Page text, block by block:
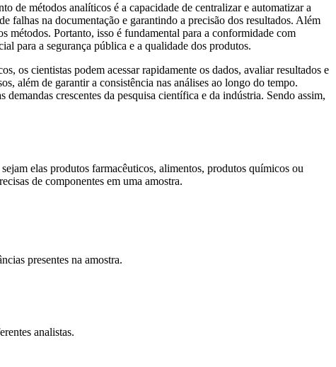
de métodos analíticos é a capacidade de centralizar e automatizar a
falhas na documentação e garantindo a precisão dos resultados. Além
métodos. Portanto, isso é fundamental para a conformidade com
para a segurança pública e a qualidade dos produtos.
os cientistas podem acessar rapidamente os dados, avaliar resultados e
além de garantir a consistência nas análises ao longo do tempo.
crescentes da pesquisa científica e da indústria. Sendo assim,
elas produtos farmacêuticos, alimentos, produtos químicos ou
de componentes em uma amostra.
presentes na amostra.
analistas.